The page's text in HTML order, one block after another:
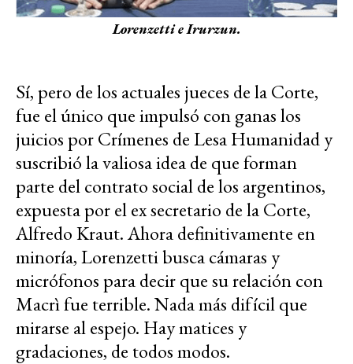
Lorenzetti e Irurzun.
Sí, pero de los actuales jueces de la Corte,
fue el único que impulsó con ganas los
juicios por Crímenes de Lesa Humanidad y
suscribió la valiosa idea de que forman
parte del contrato social de los argentinos,
expuesta por el ex secretario de la Corte,
Alfredo Kraut. Ahora definitivamente en
minoría, Lorenzetti busca cámaras y
micrófonos para decir que su relación con
Macrì fue terrible. Nada más difícil que
mirarse al espejo. Hay matices y
gradaciones, de todos modos.